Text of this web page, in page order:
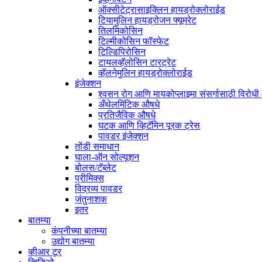
ऑक्सीटेट्रासाइक्लिन हायड्रोक्लोराईड
टियामुलिन हायड्रोजन फ्यूमरेट
तिलमिकोसिन
टिल्मीकोसिन फॉस्फेट
टिल्डिपिरोसिन
टायलव्हॅलोसिन टारट्रेट
व्हॅलनेमुलिन हायड्रोक्लोराईड
इंजेक्शन
श्वसन रोग आणि मायकोप्लाझ्मा संसर्गासाठी
अँथेलमिंटिक औषधे
प्रतिजैविक औषधे
घटक आणि व्हिटॅमिन पूरक ट्रेस
पावडर इंजेक्शन
तोंडी समाधान
घाला-ऑन सोल्यूशन
बोलस/टॅब्लेट
प्रीमिक्स
विद्रव्य पावडर
जंतुनाशक
इतर
बातम्या
कंपनीच्या बातम्या
उद्योग बातम्या
व्हीआर टूर